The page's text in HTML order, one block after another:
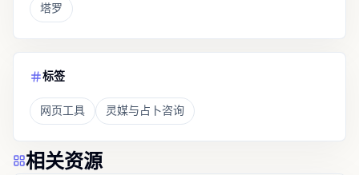
塔罗
标签
网页工具 灵媒与占卜咨询
相关资源